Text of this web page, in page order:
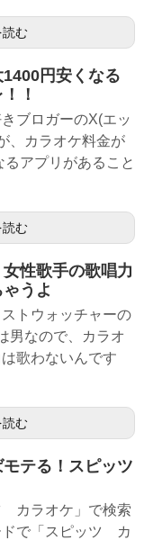
読む
円安くなる
！
ブロガーのX(エッ
、カラオケ料金が
アプリがあること
読む
女性歌手の歌唱力
うよ
トウォッチャーの
男なので、カラオ
歌わないんです
読む
テる！スピッツ
カラオケ」で検索
ドで「スピッツ カ